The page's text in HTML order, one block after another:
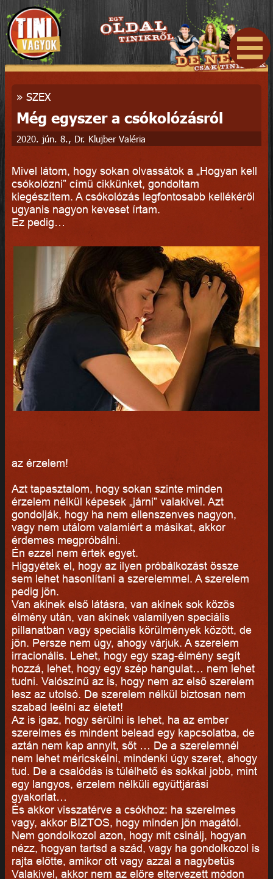
» SZEX
Még egyszer a csókolózásról
2020. jún. 8., Dr. Klujber Valéria
Mivel látom, hogy sokan olvassátok a „Hogyan kell
csókolózni” című cikkünket, gondoltam
kiegészítem. A csókolózás legfontosabb kellékéről
ugyanis nagyon keveset írtam.
Ez pedig…
az érzelem!
Azt tapasztalom, hogy sokan szinte minden
érzelem nélkül képesek „járni” valakivel. Azt
gondolják, hogy ha nem ellenszenves nagyon,
vagy nem utálom valamiért a másikat, akkor
érdemes megpróbálni.
Én ezzel nem értek egyet.
Higgyétek el, hogy az ilyen próbálkozást össze
sem lehet hasonlítani a szerelemmel. A szerelem
pedig jön.
Van akinek első látásra, van akinek sok közös
élmény után, van akinek valamilyen speciális
pillanatban vagy speciális körülmények között, de
jön. Persze nem úgy, ahogy várjuk. A szerelem
irracionális. Lehet, hogy egy szag-élmény segít
hozzá, lehet, hogy egy szép hangulat… nem lehet
tudni. Valószínű az is, hogy nem az első szerelem
lesz az utolsó. De szerelem nélkül biztosan nem
szabad leélni az életet!
Az is igaz, hogy sérülni is lehet, ha az ember
szerelmes és mindent belead egy kapcsolatba, de
aztán nem kap annyit, sőt … De a szerelemnél
nem lehet méricskélni, mindenki úgy szeret, ahogy
tud. De a csalódás is túlélhető és sokkal jobb, mint
egy langyos, érzelem nélküli együttjárási
gyakorlat…
És akkor visszatérve a csókhoz: ha szerelmes
vagy, akkor BIZTOS, hogy minden jön magától.
Nem gondolkozol azon, hogy mit csinálj, hogyan
nézz, hogyan tartsd a szád, vagy ha gondolkozol is
rajta előtte, amikor ott vagy azzal a nagybetűs
Valakivel, akkor nem az előre eltervezett módon